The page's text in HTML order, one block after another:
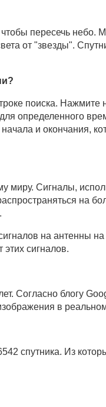
чтобы пересечь
от "звезды".
поиска. Нажмите
определенного
и окончания,
миру. Сигналы,
на
на антенны
сигналов.
Согласно блогу
в
спутника. Из